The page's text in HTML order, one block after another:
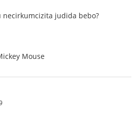
necirkumcizita judida bebo?
Mouse